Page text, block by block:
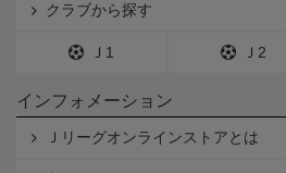
クラブから探す
Ｊ1 Ｊ2
インフォメーション
Ｊリーグオンラインストアとは